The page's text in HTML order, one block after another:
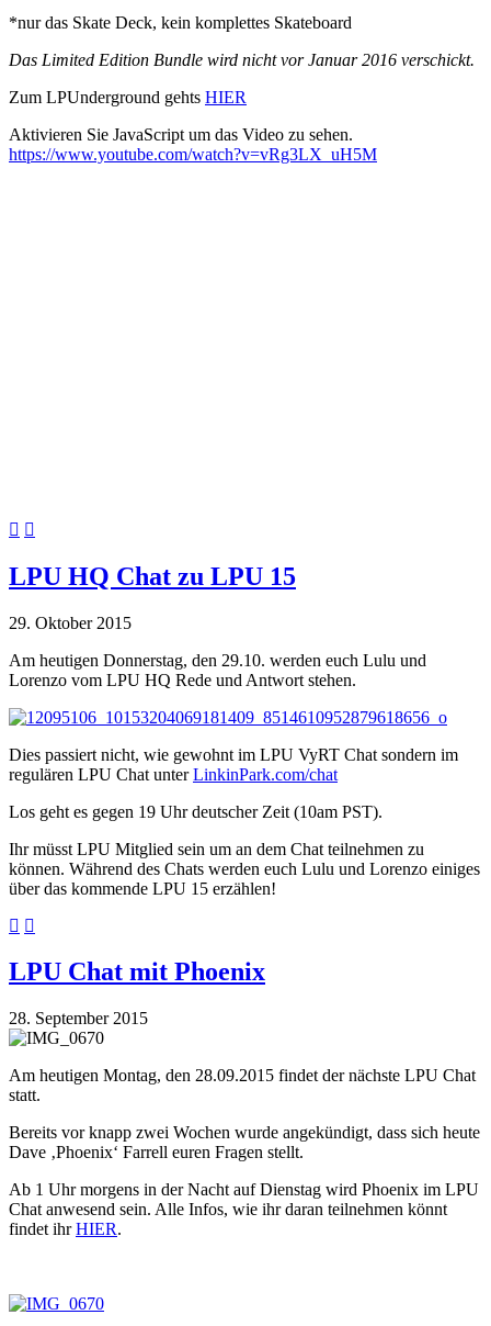
*nur das Skate Deck, kein komplettes Skateboard
Das Limited Edition Bundle wird nicht vor Januar 2016 verschickt.
Zum LPUnderground gehts HIER
Aktivieren Sie JavaScript um das Video zu sehen.
https://www.youtube.com/watch?v=vRg3LX_uH5M
LPU HQ Chat zu LPU 15
29. Oktober 2015
Am heutigen Donnerstag, den 29.10. werden euch Lulu und
Lorenzo vom LPU HQ Rede und Antwort stehen.
Dies passiert nicht, wie gewohnt im LPU VyRT Chat sondern im
regulären LPU Chat unterLinkinPark.com/chat
Los geht es gegen 19 Uhr deutscher Zeit (10am PST).
Ihr müsst LPU Mitglied sein um an dem Chat teilnehmen zu
können. Während des Chats werden euch Lulu und Lorenzo einiges
über das kommende LPU 15 erzählen!
LPU Chat mit Phoenix
28. September 2015
Am heutigen Montag, den 28.09.2015 findet der nächste LPU Chat
statt.
Bereits vor knapp zwei Wochen wurde angekündigt, dass sich heute
Dave ‚Phoenix‘ Farrell euren Fragen stellt.
Ab 1 Uhr morgens in der Nacht auf Dienstag wird Phoenix im LPU
Chat anwesend sein. Alle Infos, wie ihr daran teilnehmen könnt
findet ihrHIER.